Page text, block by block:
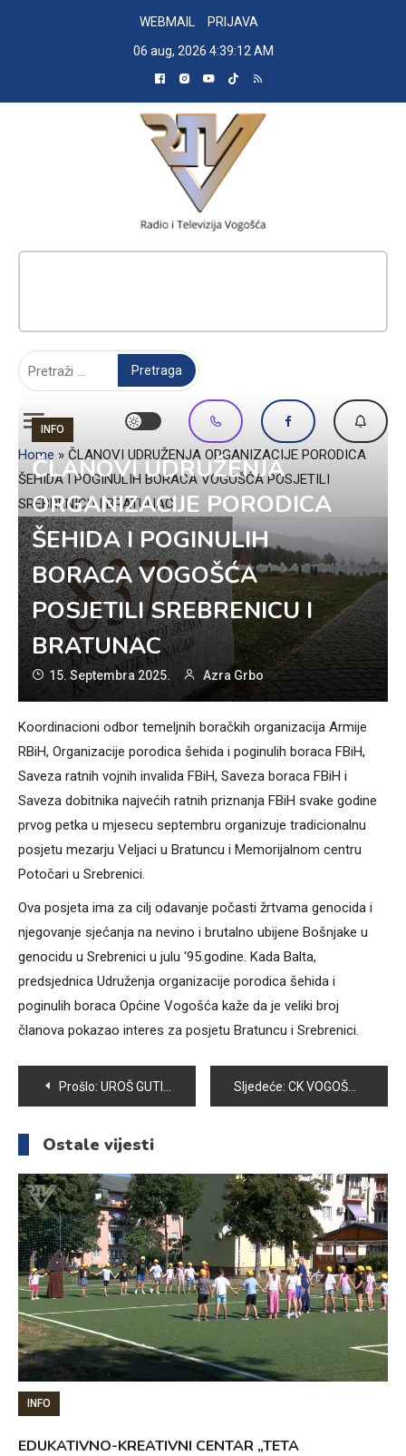
WEBMAIL
PRIJAVA
06 aug, 2026 4:39:13 AM
Home » ČLANOVI UDRUŽENJA ORGANIZACIJE PORODICA
ŠEHIDA I POGINULIH BORACA VOGOŠĆA POSJETILI
SREBRENICU I BRATUNAC
INFO
ČLANOVI UDRUŽENJA
ORGANIZACIJE PORODICA
ŠEHIDA I POGINULIH
BORACA VOGOŠĆA
POSJETILI SREBRENICU I
BRATUNAC
15. Septembra 2025. Azra Grbo
Koordinacioni odbor temeljnih boračkih organizacija Armije
RBiH, Organizacije porodica šehida i poginulih boraca FBiH,
Saveza ratnih vojnih invalida FBiH, Saveza boraca FBiH i
Saveza dobitnika najvećih ratnih priznanja FBiH svake godine
prvog petka u mjesecu septembru organizuje tradicionalnu
posjetu mezarju Veljaci u Bratuncu i Memorijalnom centru
Potočari u Srebrenici.
Ova posjeta ima za cilj odavanje počasti žrtvama genocida i
njegovanje sjećanja na nevino i brutalno ubijene Bošnjake u
genocidu u Srebrenici u julu ‘95.godine. Kada Balta,
predsjednica Udruženja organizacije porodica šehida i
poginulih boraca Općine Vogošća kaže da je veliki broj
članova pokazao interes za posjetu Bratuncu i Srebrenici.
Navigacija
članaka
Prošlo: UROŠ GUTIĆ I EMINA ALAGIĆ POBJEDNICI OVOGODIŠNJE UTRKE “VOGOŠĆA 5K” Sljedeće: CK VOGOŠĆA ORGANIZOVAO PREDAVANJE POVODOM SVJETSKOG DANA PRVE POMOĆI
Ostale vijesti
INFO
EDUKATIVNO-KREATIVNI CENTAR „TETA